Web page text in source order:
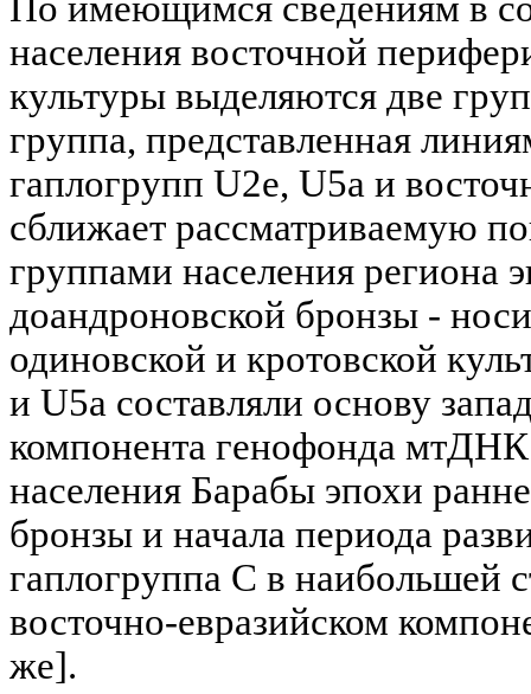
По имеющимся сведениям в
населения восточной
культуры выделяются две
группа, представленная
гаплогрупп U2e, U5a и
сближает рассматриваемую
группами населения региона
доандроновской бронзы -
одиновской и кротовской
и U5a составляли основу
компонента генофонда
населения Барабы эпохи
бронзы и начала периода
гаплогруппа C в наибольшей
восточно-евразийском
же].